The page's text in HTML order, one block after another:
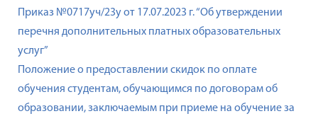
Приказ №0717уч/23у от 17.07.2023 г. “Об утверждении
перечня дополнительных платных образовательных
услуг”
Положение о предоставлении скидок по оплате
обучения студентам, обучающимся по договорам об
образовании, заключаемым при приеме на обучение за